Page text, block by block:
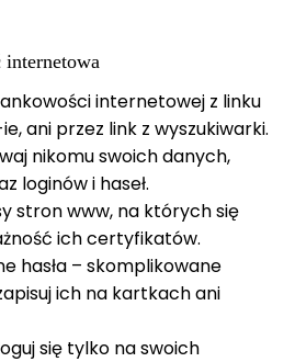
internetowa
internetowej z linku
ani przez link z wyszukiwarki.
nikomu swoich danych,
loginów i haseł.
stron www, na których się
ich certyfikatów.
hasła – skomplikowane
ich na kartkach ani
się tylko na swoich